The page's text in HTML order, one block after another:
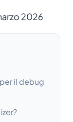
2026
il debug